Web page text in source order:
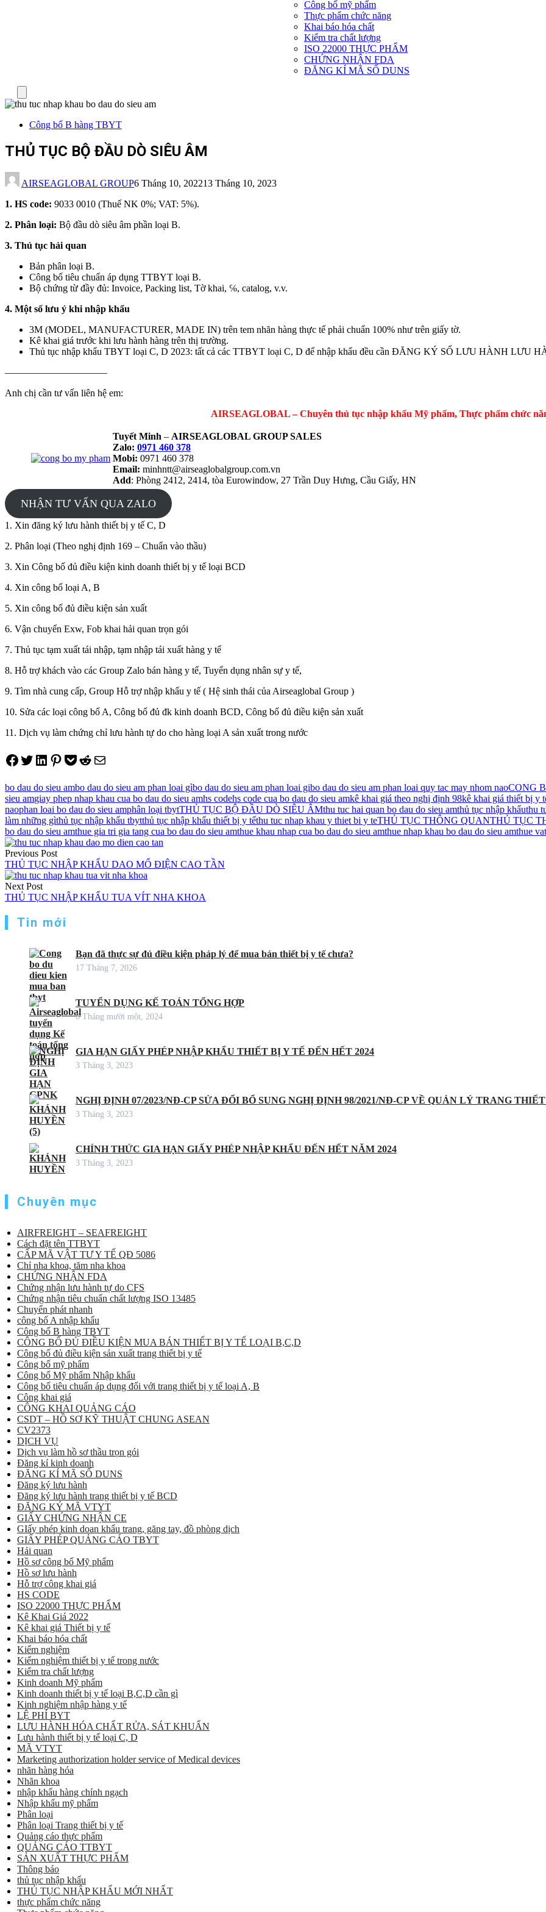
Dịch
vụ
khác
Công bố mỹ phẩm
Thực phẩm chức năng
Khai báo hóa chất
Kiểm tra chất lượng
ISO 22000 THỰC PHẨM
CHỨNG NHẬN FDA
ĐĂNG KÍ MÃ SỐ DUNS
Công bố B hàng TBYT
THỦ TỤC BỘ ĐẦU DÒ SIÊU ÂM
AIRSEAGLOBAL GROUP6 Tháng 10, 202213 Tháng 10, 2023
1. HS code: 9033 0010 (Thuế NK 0%; VAT: 5%).
2. Phân loại: Bộ đầu dò siêu âm phần loại B.
3. Thủ tục hải quan
Bản phân loại B.
Công bố tiêu chuẩn áp dụng TTBYT loại B.
Bộ chứng từ đầy đủ: Invoice, Packing list, Tờ khai, ℅, catalog, v.v.
4. Một số lưu ý khi nhập khẩu
3M (MODEL, MANUFACTURER, MADE IN) trên tem nhãn hàng thực tế phải chuẩn 100% như trên giấy tờ.
Kê khai giá trước khi lưu hành hàng trên thị trường.
Thủ tục nhập khẩu TBYT loại C, D 2023: tất cả các TTBYT loại C, D để nhập khẩu đều cần ĐĂNG KÝ SỐ LƯU HÀNH LƯU
——————————–
Anh chị cần tư vấn liên hệ em:
AIRSEAGLOBAL – Chuyên thủ tục nhập khẩu Mỹ phẩm, Thực phẩm chức
Tuyết Minh – AIRSEAGLOBAL GROUP SALES
Zalo: 0971 460 378
Mobi: 0971 460 378
Email: minhntt@airseaglobalgroup.com.vn
Add: Phòng 2412, 2414, tòa Eurowindow, 27 Trần Duy Hưng, Cầu Giấy, HN
NHẬN TƯ VẤN QUA ZALO
1. Xin đăng ký lưu hành thiết bị y tế C, D
2. Phân loại (Theo nghị định 169 – Chuẩn vào thầu)
3. Xin Công bố đủ điều kiện kinh doanh thiết bị y tế loại BCD
4. Xin công bố loại A, B
5. Xin công bố đủ điều kiện sản xuất
6. Vận chuyển Exw, Fob khai hải quan trọn gói
7. Thủ tục tạm xuất tái nhập, tạm nhập tái xuất hàng y tế
8. Hỗ trợ khách vào các Group Zalo bán hàng y tế, Tuyển dụng nhân sự y tế,
9. Tìm nhà cung cấp, Group Hỗ trợ nhập khẩu y tế ( Hệ sinh thái của Airseaglobal Group )
10. Sửa các loại công bố A, Công bố đủ đk kinh doanh BCD, Công bố đủ điều kiện sản xuất
11. Dịch vụ làm chứng chỉ lưu hành tự do cho hàng loại A sản xuất trong nước
Share on Facebook
Tweet on Twitter
Share on LinkedIn
Pin on Pinterest
Save to pocket
Share on Reddit
Share via Email
bo dau do sieu ambo dau do sieu am phan loai gìbo dau do sieu am phan loai gibo dau do sieu am phan loai quy tac may nhom naoCONG
sieu amgiay phep nhap khau cua bo dau do sieu amhs codehs code cua bo dau do sieu amkê khai giá theo nghị định 98kê khai giá thiết bị y
naophan loai bo dau do sieu amphân loại tbytTHỦ TỤC BỘ ĐẦU DÒ SIÊU ÂMthu tuc hai quan bo dau do sieu amthủ tục nhập khẩuthu
làm những gìthủ tục nhập khẩu tbytthủ tục nhập khẩu thiết bị y tếthu tuc nhap khau y thiet bi y teTHỦ TỤC THÔNG QUANTHỦ TỤC
bo dau do sieu amthue gia tri gia tang cua bo dau do sieu amthue khau nhap cua bo dau do sieu amthue nhap khau bo dau do sieu amthue
Điều
hướng
bài
viết
Previous Post
THỦ TỤC NHẬP KHẨU DAO MỔ ĐIỆN CAO TẦN
Next Post
THỦ TỤC NHẬP KHẨU TUA VÍT NHA KHOA
Tin mới
Bạn đã thực sự đủ điều kiện pháp lý để mua bán thiết bị y tế chưa?
17 Tháng 7, 2026
TUYỂN DỤNG KẾ TOÁN TỔNG HỢP
6 Tháng mười một, 2024
GIA HẠN GIẤY PHÉP NHẬP KHẨU THIẾT BỊ Y TẾ ĐẾN HẾT 2024
3 Tháng 3, 2023
NGHỊ ĐỊNH 07/2023/NĐ-CP SỬA ĐỔI BỔ SUNG NGHỊ ĐỊNH 98/2021/NĐ-CP VỀ QUẢN LÝ TRANG
3 Tháng 3, 2023
CHÍNH THỨC GIA HẠN GIẤY PHÉP NHẬP KHẨU ĐẾN HẾT NĂM 2024
3 Tháng 3, 2023
Chuyên mục
AIRFREIGHT – SEAFREIGHT
Cách đặt tên TTBYT
CẤP MÃ VẬT TƯ Y TẾ QĐ 5086
Chỉ nha khoa, tăm nha khoa
CHỨNG NHẬN FDA
Chứng nhận lưu hành tự do CFS
Chứng nhận tiêu chuẩn chất lượng ISO 13485
Chuyển phát nhanh
công bố A nhập khẩu
Công bố B hàng TBYT
CÔNG BỐ ĐỦ ĐIỀU KIỆN MUA BÁN THIẾT BỊ Y TẾ LOẠI B,C,D
Công bố đủ điều kiện sản xuất trang thiết bị y tế
Công bố mỹ phẩm
Công bố Mỹ phẩm Nhập khẩu
Công bố tiêu chuẩn áp dụng đối với trang thiết bị y tế loại A, B
Công khai giá
CÔNG KHAI QUẢNG CÁO
CSDT – HỒ SƠ KỸ THUẬT CHUNG ASEAN
CV2373
DỊCH VỤ
Dịch vụ làm hồ sơ thầu trọn gói
Đăng kí kinh doanh
ĐĂNG KÍ MÃ SỐ DUNS
Đăng ký lưu hành
Đăng ký lưu hành trang thiết bị y tế BCD
ĐĂNG KÝ MÃ VTYT
GIẤY CHỨNG NHẬN CE
GIấy phép kinh doan khẩu trang, găng tay, đồ phòng dịch
GIẤY PHÉP QUẢNG CÁO TBYT
Hải quan
Hồ sơ công bố Mỹ phẩm
Hồ sơ lưu hành
Hỗ trợ công khai giá
HS CODE
ISO 22000 THỰC PHẨM
Kê Khai Giá 2022
Kê khai giá Thiết bị y tế
Khai báo hóa chất
Kiểm nghiệm
Kiểm nghiệm thiết bị y tế trong nước
Kiểm tra chất lượng
Kinh doanh Mỹ phẩm
Kinh doanh thiết bị y tế loại B,C,D cần gì
Kinh nghiệm nhập hàng y tế
LỆ PHÍ BYT
LƯU HÀNH HÓA CHẤT RỬA, SÁT KHUẨN
Lưu hành thiết bị y tế loại C, D
MÃ VTYT
Marketing authorization holder service of Medical devices
nhãn hàng hóa
Nhãn khoa
nhập khẩu hàng chính ngạch
Nhập khẩu mỹ phẩm
Phân loại
Phân loại Trang thiết bị y tế
Quảng cáo thực phẩm
QUẢNG CÁO TTBYT
SẢN XUẤT THỰC PHẨM
Thông báo
thủ tục nhập khẩu
THỦ TỤC NHẬP KHẨU MỚI NHẤT
thực phẩm chức năng